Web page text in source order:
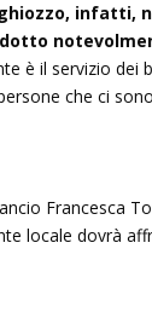
infatti,
è il servizio dei
che ci
Francesca
locale dovrà